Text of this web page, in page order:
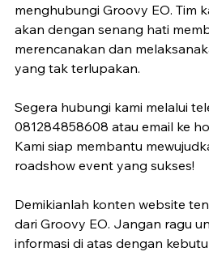
menghubungi Groovy EO. Tim
akan dengan senang hati
merencanakan dan
yang tak terlupakan.
Segera hubungi kami melalui
081284858608 atau email ke
Kami siap membantu
roadshow event yang sukses!
Demikianlah konten website
dari Groovy EO. Jangan ragu
informasi di atas dengan